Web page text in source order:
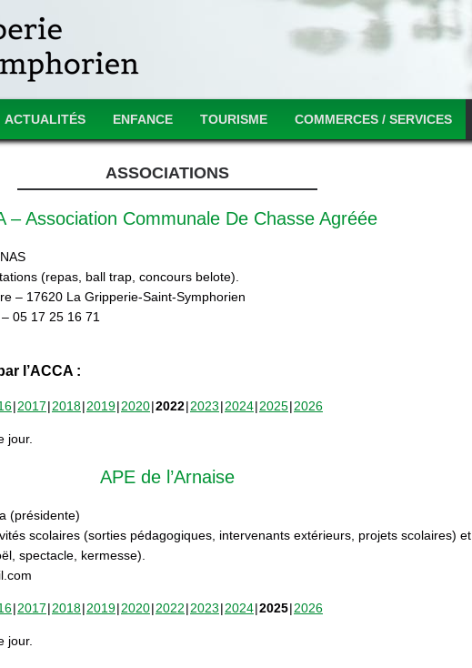
ACTUALITÉS ENFANCE TOURISME COMMERCES / SERVICES
ASSOCIATIONS
– Association Communale De Chasse Agréée
(repas, ball trap, concours belote).
– 17620 La Gripperie-Saint-Symphorien
05 17 25 16 71
l’ACCA :
2017 2018 2019 2020 2022 2023 2024 2025 2026
jour.
APE de l’Arnaise
(présidente)
scolaires (sorties pédagogiques, intervenants extérieurs, projets scolaires) et
spectacle, kermesse).
2017 2018 2019 2020 2022 2023 2024 2025 2026
jour.